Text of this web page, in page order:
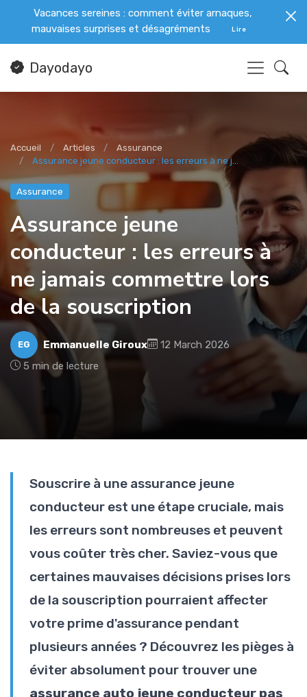
Vacances sereines : comment éviter arnaques,
mauvaises surprises et désagréments
Lire
Dayodayo
Accueil Articles
Assurance
Assurance jeune conducteur : les erreurs à ne j...
Assurance
Assurance jeune
conducteur : les erreurs à
ne jamais commettre lors
de la souscription
EG Emmanuelle Giroux
12 March 2026
5 min de lecture
Souscrire à une assurance jeune
conducteur est une étape cruciale, mais
les erreurs sont nombreuses et peuvent
vous coûter très cher. Saviez-vous que
certaines mauvaises décisions prises lors
de la souscription pourraient affecter
votre prime d'assurance pendant
plusieurs années ? Découvrez les pièges à
éviter absolument pour trouver une
assurance auto jeune conducteur pas